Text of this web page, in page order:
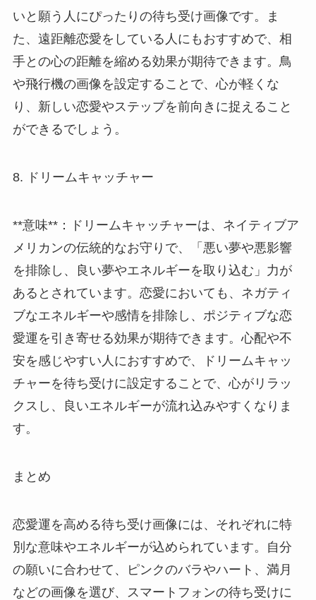
いと願う人にぴったりの待ち受け画像です。ま
た、遠距離恋愛をしている人にもおすすめで、相
手との心の距離を縮める効果が期待できます。鳥
や飛行機の画像を設定することで、心が軽くな
り、新しい恋愛やステップを前向きに捉えること
ができるでしょう。
8. ドリームキャッチャー
**意味**：ドリームキャッチャーは、ネイティブア
メリカンの伝統的なお守りで、「悪い夢や悪影響
を排除し、良い夢やエネルギーを取り込む」力が
あるとされています。恋愛においても、ネガティ
ブなエネルギーや感情を排除し、ポジティブな恋
愛運を引き寄せる効果が期待できます。心配や不
安を感じやすい人におすすめで、ドリームキャッ
チャーを待ち受けに設定することで、心がリラッ
クスし、良いエネルギーが流れ込みやすくなりま
す。
まとめ
恋愛運を高める待ち受け画像には、それぞれに特
別な意味やエネルギーが込められています。自分
の願いに合わせて、ピンクのバラやハート、満月
などの画像を選び、スマートフォンの待ち受けに